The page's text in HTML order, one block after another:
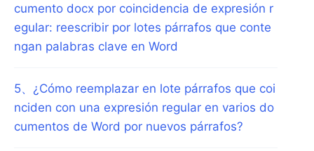
cumento docx por coincidencia de expresión r
egular: reescribir por lotes párrafos que conte
ngan palabras clave en Word
5、 ¿Cómo reemplazar en lote párrafos que coi
nciden con una expresión regular en varios do
cumentos de Word por nuevos párrafos?